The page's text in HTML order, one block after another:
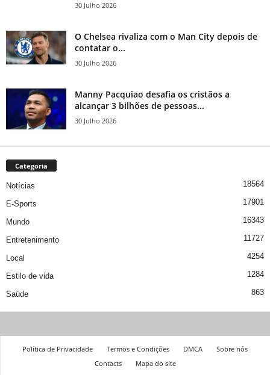
30 Julho 2026
O Chelsea rivaliza com o Man City depois de
contatar o...
30 Julho 2026
Manny Pacquiao desafia os cristãos a
alcançar 3 bilhões de pessoas...
30 Julho 2026
Categoria
Notícias 18564
E-Sports 17901
Mundo 16343
Entretenimento 11727
Local 4254
Estilo de vida 1284
Saúde 863
Política de Privacidade Termos e Condições DMCA
Sobre nós
Contacts
Mapa do site